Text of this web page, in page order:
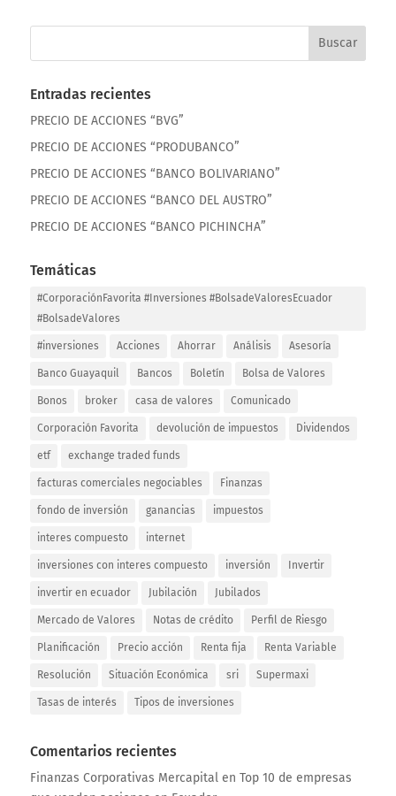
Entradas recientes
PRECIO DE ACCIONES “BVG”
PRECIO DE ACCIONES “PRODUBANCO”
PRECIO DE ACCIONES “BANCO BOLIVARIANO”
PRECIO DE ACCIONES “BANCO DEL AUSTRO”
PRECIO DE ACCIONES “BANCO PICHINCHA”
Temáticas
#CorporaciónFavorita #Inversiones #BolsadeValoresEcuador
#BolsadeValores
#inversiones Acciones Ahorrar Análisis Asesoría
Banco Guayaquil Bancos Boletín Bolsa de Valores
Bonos broker casa de valores Comunicado
Corporación Favorita devolución de impuestos Dividendos
etf exchange traded funds
facturas comerciales negociables Finanzas
fondo de inversión ganancias impuestos
interes compuesto internet
inversiones con interes compuesto inversión Invertir
invertir en ecuador Jubilación Jubilados
Mercado de Valores Notas de crédito Perfil de Riesgo
Planificación Precio acción Renta fija Renta Variable
Resolución Situación Económica sri Supermaxi
Tasas de interés Tipos de inversiones
Comentarios recientes
Finanzas Corporativas Mercapitalen Top 10 de empresas